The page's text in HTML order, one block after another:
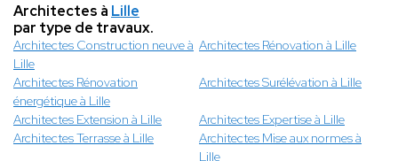
Architectes à Lille
par type de travaux.
Architectes Construction neuve à
Lille
Architectes Rénovation à Lille
Architectes Rénovation
énergétique à Lille
Architectes Surélévation à Lille
Architectes Extension à Lille
Architectes Expertise à Lille
Architectes Terrasse à Lille
Architectes Mise aux normes à
Lille